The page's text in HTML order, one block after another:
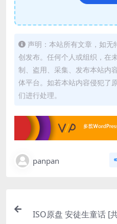
声明：本站所有文章，如
创发布。任何个人或组织，在
制、盗用、采集、发布本站内
体平台。如若本站内容侵犯了
们进行处理。
panpan
ISO原盘 安徒生童话 [